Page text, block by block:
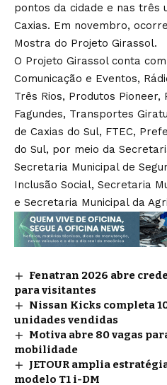
pontos da cidade e nas três
Caxias. Em novembro,
Mostra do Projeto Girassol.
O Projeto Girassol conta
Comunicação e Eventos,
Três Rios, Produtos Pioneer,
Fagundes, Transportes
de Caxias do Sul, FTEC,
do Sul, por meio da
Secretaria Municipal de
Inclusão Social, Secretaria
e Secretaria Municipal da
Fenatran 2026 abre
para visitantes
Nissan Kicks completa
unidades vendidas
Motiva abre 80 vagas
mobilidade
JETOUR amplia
modelo T1 i-DM